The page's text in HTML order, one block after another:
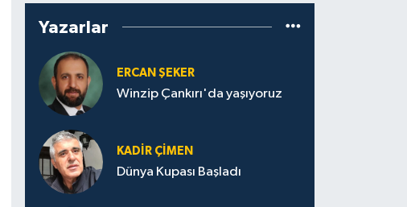
Yazarlar
ERCAN ŞEKER
Winzip Çankırı'da yaşıyoruz
KADIR ÇIMEN
Dünya Kupası Başladı